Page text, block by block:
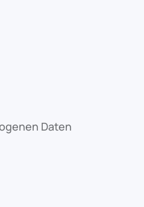
Daten